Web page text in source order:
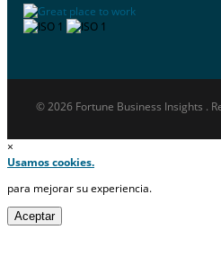
© 2026 Fortune Business Insights .
×
Usamos cookies.
para mejorar su experiencia.
Aceptar